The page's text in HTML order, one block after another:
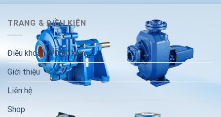
TRANG & ĐIỀU KIỆN
Điều khoản & Điều kiện
Giới thiệu
Liên hệ
Shop